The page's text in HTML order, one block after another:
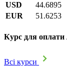
USD
44.6895
EUR
51.6253
Курс для оплати
Всі курси